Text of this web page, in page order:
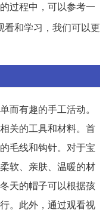
过程中，可以参考一
看和学习，我们可以更
而有趣的手工活动。
关的工具和材料。首
毛线和钩针。对于宝
软、亲肤、温暖的材
天的帽子可以根据孩
。此外，通过观看视